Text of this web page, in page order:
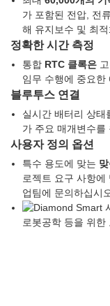
가 포함된 전압, 전
해 유지보수 및 최
정확한 시간 측정
통합 RTC 클록은고
임무 수행에 중요한
블루투스 연결
실시간 배터리 상태
가 주요 매개변수를
사용자 정의 옵션
특수 용도에 맞는
로젝트 요구 사항에
업팀에 문의하십시